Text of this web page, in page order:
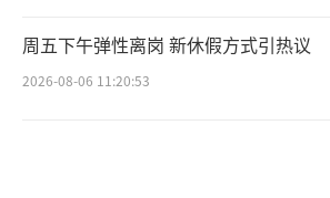
周五下午弹性离岗 新休假方式引热议
2026-08-06 11:20:53